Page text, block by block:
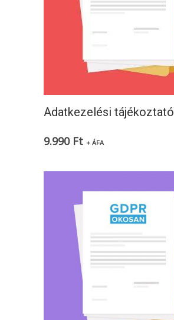
Adatkezelési tájékoztató
9.990 Ft + ÁFA